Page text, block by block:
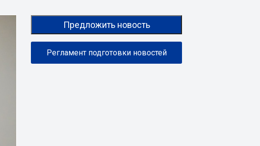
Предложить новость
Регламент подготовки новостей